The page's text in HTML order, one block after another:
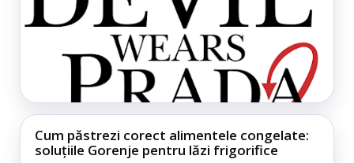
Cum păstrezi corect alimentele congelate:
soluțiile Gorenje pentru lăzi frigorifice